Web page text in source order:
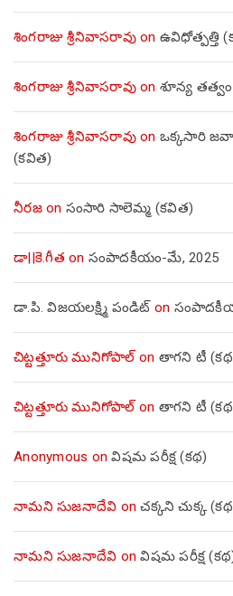
శింగరాజు శ్రీనివాసరావుon ఉవిధోత్పత్తి
శింగరాజు శ్రీనివాసరావుon శూన్య
శింగరాజు శ్రీనివాసరావుon ఒక్కసారి
(కవిత)
నీరజon సంసారి సాలెమ్మ (కవిత)
డా||కె.గీత on సంపాదకీయం-మే, 2025
డా.పి. విజయలక్ష్మి పండిట్ on
చిట్టత్తూరు మునిగోపాల్on తాగని టీ
చిట్టత్తూరు మునిగోపాల్on తాగని టీ
Anonymous onవిషమ పరీక్ష (క‌థ‌)
నామని సుజనాదేవి onచక్కని చుక్క
నామని సుజనాదేవి onవిషమ పరీక్ష